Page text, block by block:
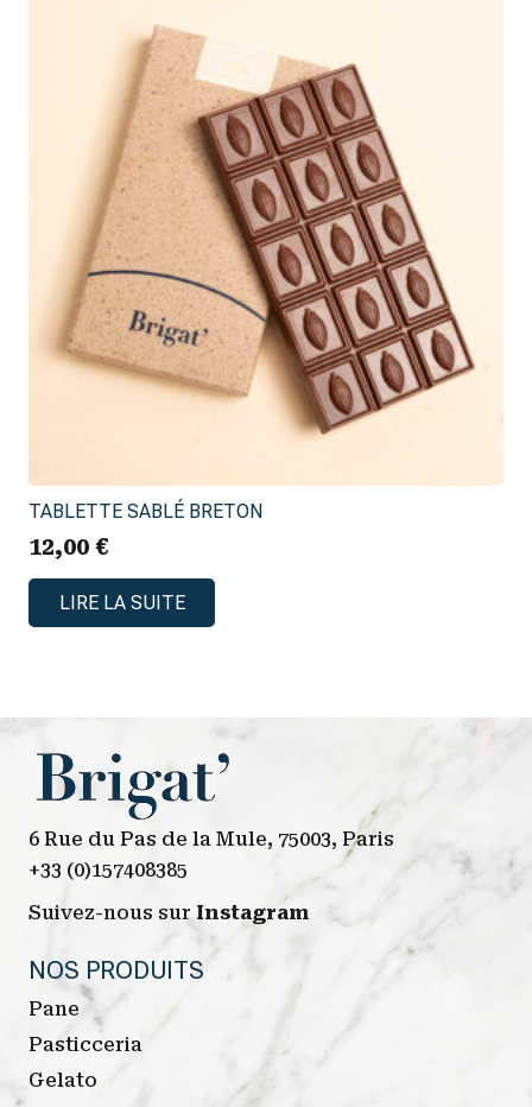
TABLETTE SABLÉ BRETON
12,00 €
LIRE LA SUITE
6 Rue du Pas de la Mule, 75003, Paris
+33 (0)157408385
Suivez-nous sur Instagram
NOS PRODUITS
Pane
Pasticceria
Gelato